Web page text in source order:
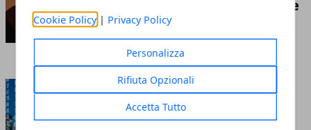
Cookie Policy | Privacy Policy
Personalizza
Rifiuta Opzionali
Accetta Tutto
cos’è e tutto ciò che c’è da sapere
riguardo questa tecnica
Cosa sapere prima di investire
nella borsa online